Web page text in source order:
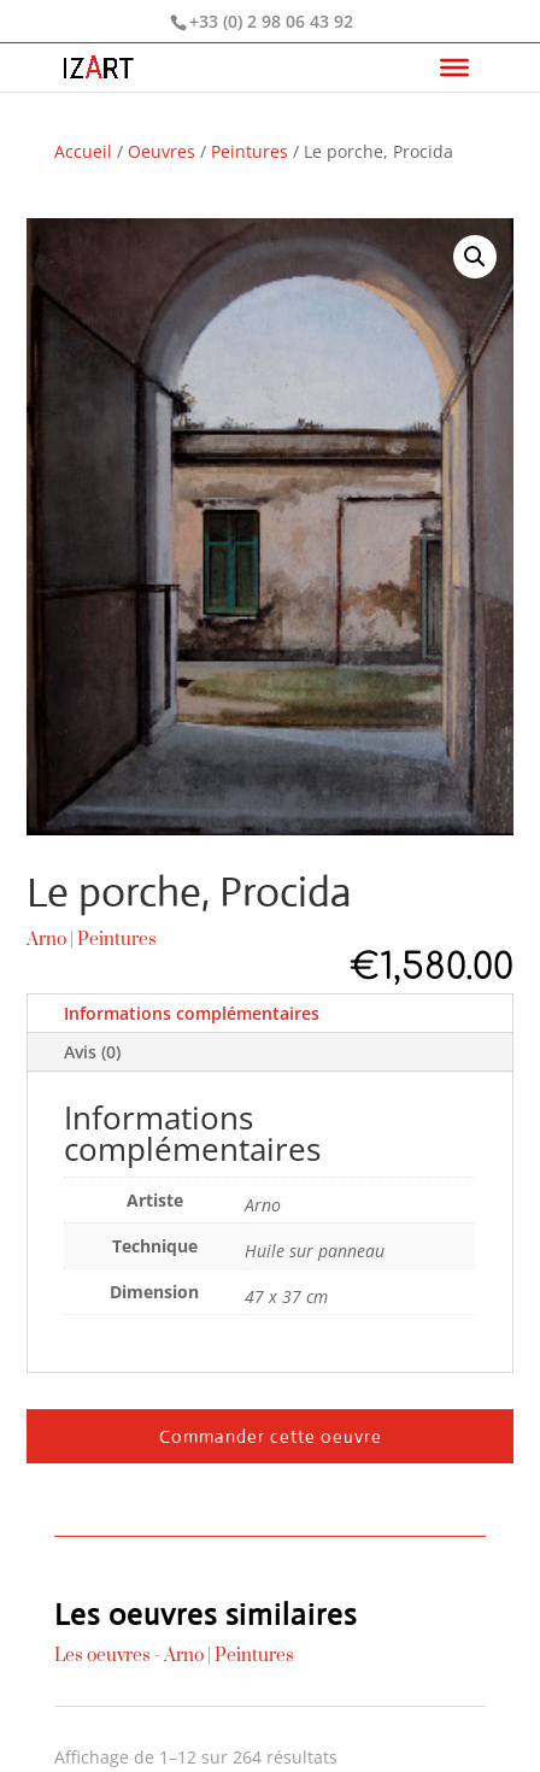
+33 (0) 2 98 06 43 92
Accueil / Oeuvres / Peintures / Le porche, Procida
Le porche, Procida
Arno |Peintures
€1,580.00
Informations complémentaires
Avis (0)
Informations
complémentaires
Artiste
Arno
Technique
Huile sur panneau
Dimension
47 x 37 cm
Commander cette oeuvre
Les oeuvres similaires
Les oeuvres -Arno| Peintures
Affichage de 1–12 sur 264 résultatsTrié